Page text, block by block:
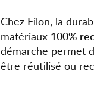
Chez Filon, la
matériaux 100%
démarche permet
être réutilisé ou